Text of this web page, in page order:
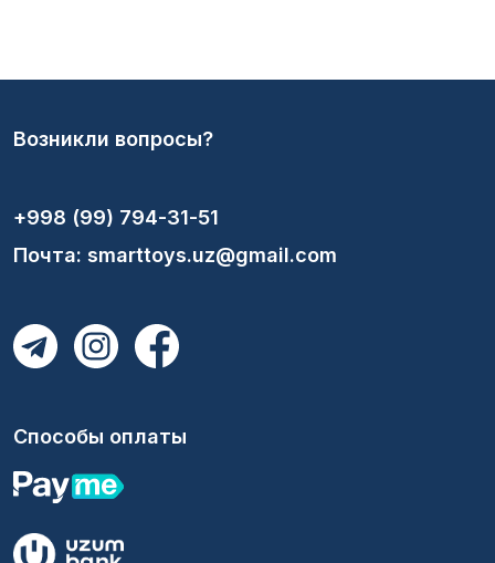
Возникли вопросы?
+998 (99) 794-31-51
Почта: smarttoys.uz@gmail.com
Способы оплаты